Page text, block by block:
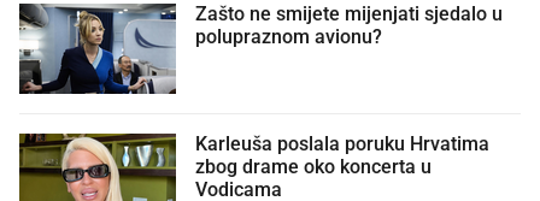
Zašto ne smijete mijenjati sjedalo u
polupraznom avionu?
Karleuša poslala poruku Hrvatima
zbog drame oko koncerta u
Vodicama